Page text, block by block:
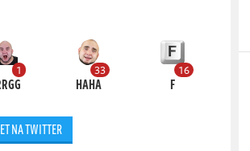
1 33
HAHA
16
F
NA TWITTER